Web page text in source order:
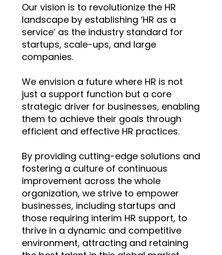
Our vision is to revolutionize the HR
landscape by establishing ‘HR as a
service’ as the industry standard for
startups, scale-ups, and large
companies.
We envision a future where HR is not
just a support function but a core
strategic driver for businesses, enabling
them to achieve their goals through
efficient and effective HR practices.
By providing cutting-edge solutions and
fostering a culture of continuous
improvement across the whole
organization, we strive to empower
businesses, including startups and
those requiring interim HR support, to
thrive in a dynamic and competitive
environment, attracting and retaining